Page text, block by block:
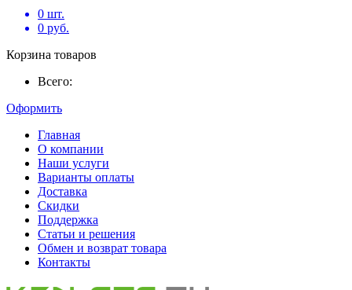
0 шт.
0 руб.
Корзина товаров
Всего:
Оформить
Главная
О компании
Наши услуги
Варианты оплаты
Доставка
Скидки
Поддержка
Статьи и решения
Обмен и возврат товара
Контакты